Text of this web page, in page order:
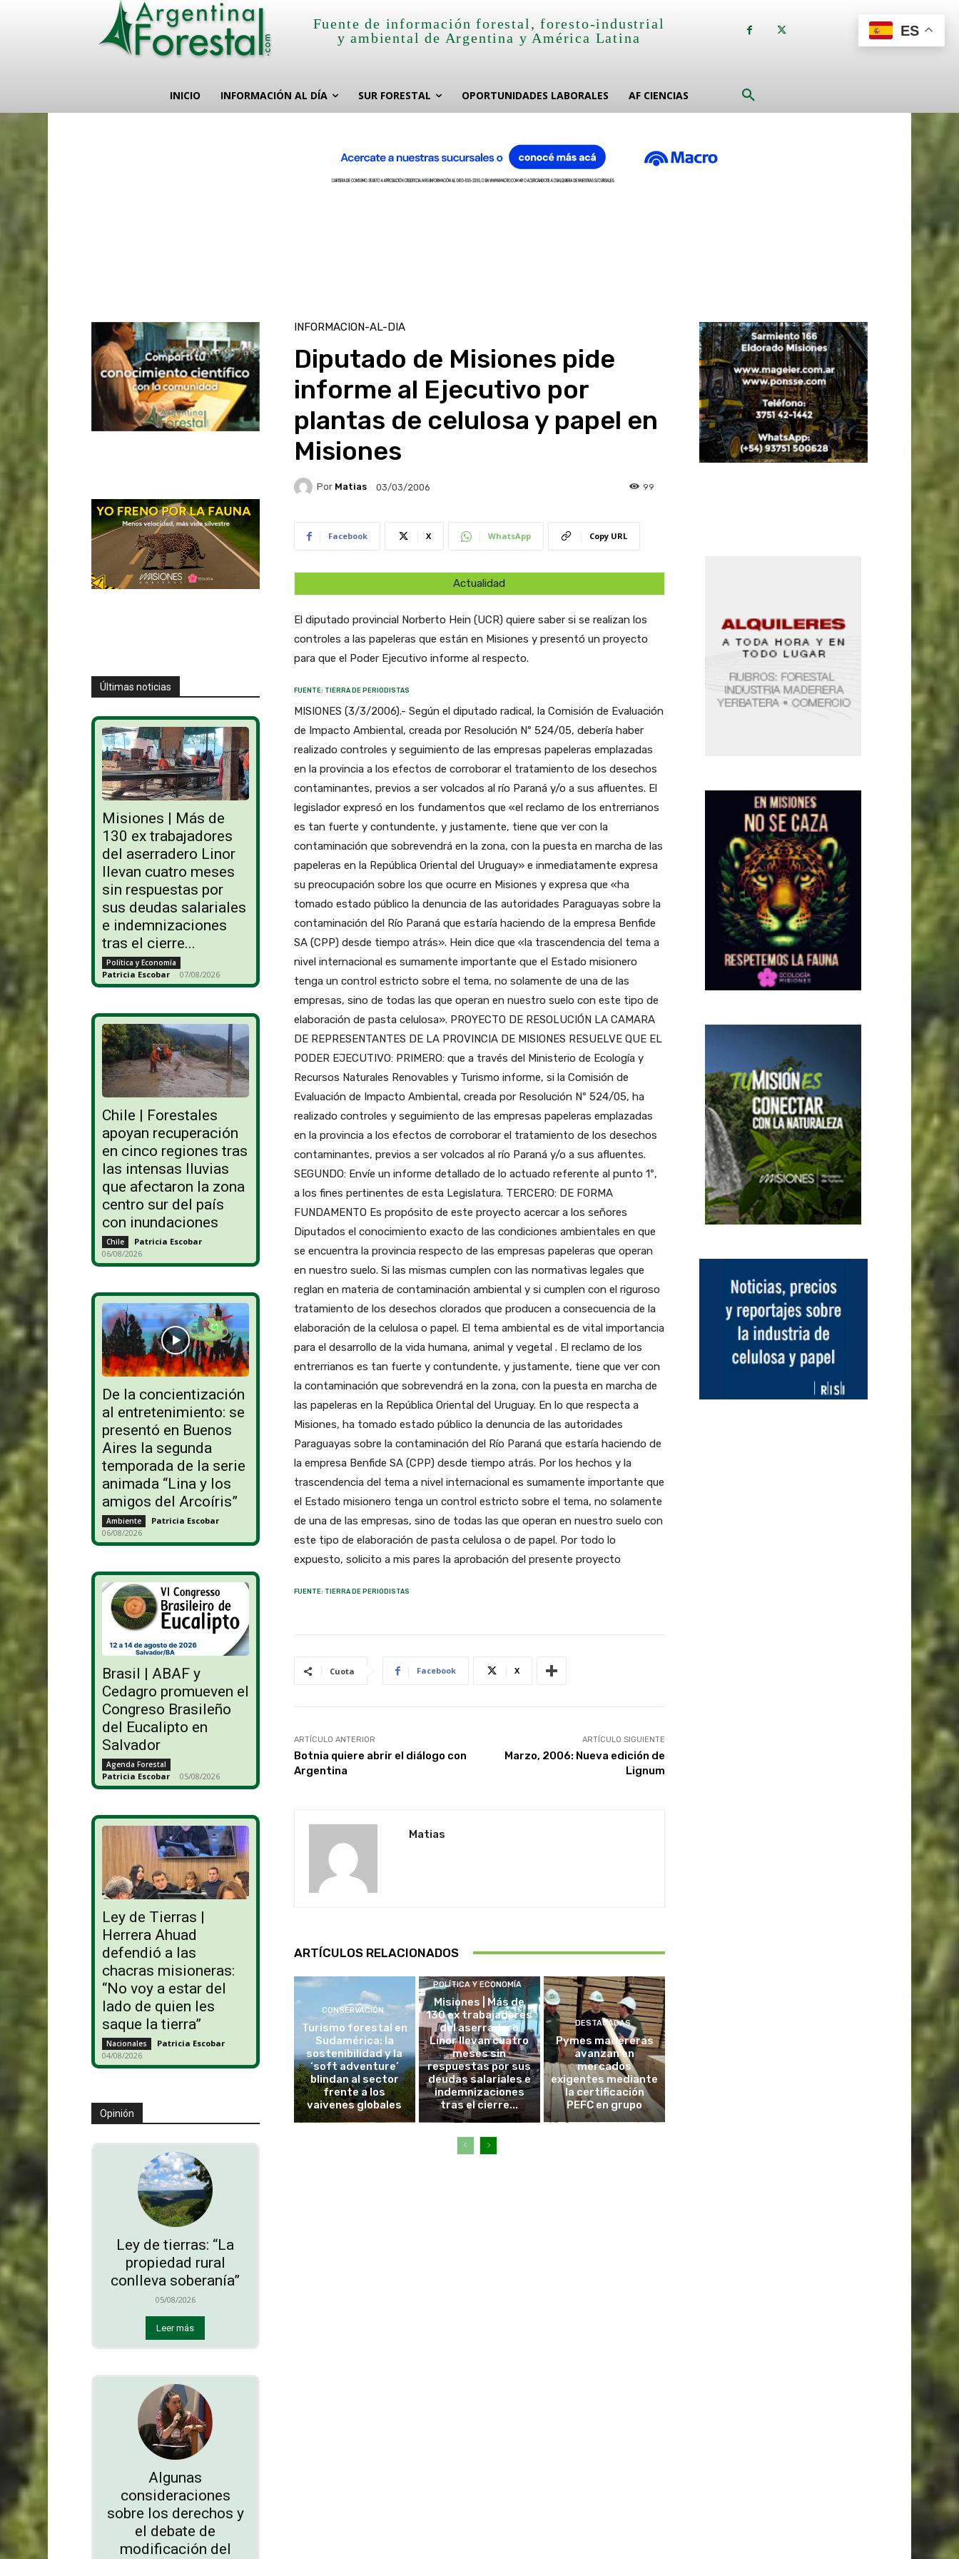
Fuente de información forestal, foresto-industrial
y ambiental de Argentina y América Latina
INICIO INFORMACIÓN AL DÍA SUR FORESTAL OPORTUNIDADES LABORALES AF CIENCIAS
Últimas noticias
Misiones | Más de
130 ex trabajadores
del aserradero Linor
llevan cuatro meses
sin respuestas por
sus deudas salariales
e indemnizaciones
tras el cierre...
Política y Economía
Patricia Escobar - 07/08/2026
Chile | Forestales
apoyan recuperación
en cinco regiones tras
las intensas lluvias
que afectaron la zona
centro sur del país
con inundaciones
Chile Patricia Escobar -
06/08/2026
De la concientización
al entretenimiento: se
presentó en Buenos
Aires la segunda
temporada de la serie
animada “Lina y los
amigos del Arcoíris”
Ambiente Patricia Escobar -
06/08/2026
Brasil | ABAF y
Cedagro promueven el
Congreso Brasileño
del Eucalipto en
Salvador
Agenda Forestal
Patricia Escobar - 05/08/2026
Ley de Tierras |
Herrera Ahuad
defendió a las
chacras misioneras:
“No voy a estar del
lado de quien les
saque la tierra”
Nacionales Patricia Escobar -
04/08/2026
Opinión
Ley de tierras: “La
propiedad rural
conlleva soberanía”
05/08/2026
Leer más
Algunas
consideraciones
sobre los derechos y
el debate de
modificación del
INFORMACION-AL-DIA
Diputado de Misiones pide
informe al Ejecutivo por
plantas de celulosa y papel en
Misiones
Por Matias 03/03/2006 99
Facebook X WhatsApp Copy URL
Actualidad
El diputado provincial Norberto Hein (UCR) quiere saber si se realizan los
controles a las papeleras que están en Misiones y presentó un proyecto
para que el Poder Ejecutivo informe al respecto.
FUENTE: TIERRA DE PERIODISTAS
MISIONES (3/3/2006).- Según el diputado radical, la Comisión de Evaluación
de Impacto Ambiental, creada por Resolución Nº 524/05, debería haber
realizado controles y seguimiento de las empresas papeleras emplazadas
en la provincia a los efectos de corroborar el tratamiento de los desechos
contaminantes, previos a ser volcados al río Paraná y/o a sus afluentes. El
legislador expresó en los fundamentos que «el reclamo de los entrerrianos
es tan fuerte y contundente, y justamente, tiene que ver con la
contaminación que sobrevendrá en la zona, con la puesta en marcha de las
papeleras en la República Oriental del Uruguay» e inmediatamente expresa
su preocupación sobre los que ocurre en Misiones y expresa que «ha
tomado estado público la denuncia de las autoridades Paraguayas sobre la
contaminación del Río Paraná que estaría haciendo de la empresa Benfide
SA (CPP) desde tiempo atrás». Hein dice que «la trascendencia del tema a
nivel internacional es sumamente importante que el Estado misionero
tenga un control estricto sobre el tema, no solamente de una de las
empresas, sino de todas las que operan en nuestro suelo con este tipo de
elaboración de pasta celulosa». PROYECTO DE RESOLUCIÓN LA CAMARA
DE REPRESENTANTES DE LA PROVINCIA DE MISIONES RESUELVE QUE EL
PODER EJECUTIVO: PRIMERO: que a través del Ministerio de Ecología y
Recursos Naturales Renovables y Turismo informe, si la Comisión de
Evaluación de Impacto Ambiental, creada por Resolución Nº 524/05, ha
realizado controles y seguimiento de las empresas papeleras emplazadas
en la provincia a los efectos de corroborar el tratamiento de los desechos
contaminantes, previos a ser volcados al río Paraná y/o a sus afluentes.
SEGUNDO: Envíe un informe detallado de lo actuado referente al punto 1º,
a los fines pertinentes de esta Legislatura. TERCERO: DE FORMA
FUNDAMENTO Es propósito de este proyecto acercar a los señores
Diputados el conocimiento exacto de las condiciones ambientales en que
se encuentra la provincia respecto de las empresas papeleras que operan
en nuestro suelo. Si las mismas cumplen con las normativas legales que
reglan en materia de contaminación ambiental y si cumplen con el riguroso
tratamiento de los desechos clorados que producen a consecuencia de la
elaboración de la celulosa o papel. El tema ambiental es de vital importancia
para el desarrollo de la vida humana, animal y vegetal . El reclamo de los
entrerrianos es tan fuerte y contundente, y justamente, tiene que ver con
la contaminación que sobrevendrá en la zona, con la puesta en marcha de
las papeleras en la República Oriental del Uruguay. En lo que respecta a
Misiones, ha tomado estado público la denuncia de las autoridades
Paraguayas sobre la contaminación del Río Paraná que estaría haciendo de
la empresa Benfide SA (CPP) desde tiempo atrás. Por los hechos y la
trascendencia del tema a nivel internacional es sumamente importante que
el Estado misionero tenga un control estricto sobre el tema, no solamente
de una de las empresas, sino de todas las que operan en nuestro suelo con
este tipo de elaboración de pasta celulosa o de papel. Por todo lo
expuesto, solicito a mis pares la aprobación del presente proyecto
FUENTE: TIERRA DE PERIODISTAS
Cuota Facebook X
ARTÍCULO ANTERIOR
Botnia quiere abrir el diálogo con
Argentina
ARTÍCULO SIGUIENTE
Marzo, 2006: Nueva edición de
Lignum
Matias
ARTÍCULOS RELACIONADOS
CONSERVACIÓN
Turismo forestal en
Sudamérica: la
sostenibilidad y la
‘soft adventure’
blindan al sector
frente a los
vaivenes globales
POLÍTICA Y ECONOMÍA
Misiones | Más de
130 ex trabajadores
del aserradero
Linor llevan cuatro
meses sin
respuestas por sus
deudas salariales e
indemnizaciones
tras el cierre...
DESTACADAS
Pymes madereras
avanzan en
mercados
exigentes mediante
la certificación
PEFC en grupo
ES